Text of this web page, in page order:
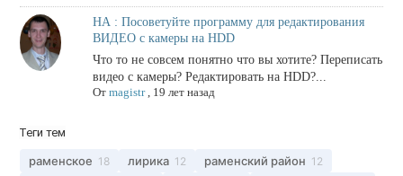
НА : Посоветуйте программу для редактирования
ВИДЕО с камеры на HDD
Что то не совсем понятно что вы хотите? Переписать
видео с камеры? Редактировать на HDD?...
От magistr, 19 лет назад
Теги тем
раменское 18 лирика 12 раменский район 12